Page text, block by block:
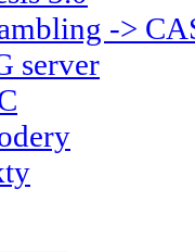
->
server